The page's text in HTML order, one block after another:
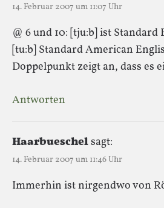
14. Februar 2007 um 11:07 Uhr
@ 6 und 10: [tju:b] ist
[tu:b] Standard American
Doppelpunkt zeigt an, dass es
Antworten
Haarbueschelsagt:
14. Februar 2007 um 11:46 Uhr
Immerhin ist nirgendwo von